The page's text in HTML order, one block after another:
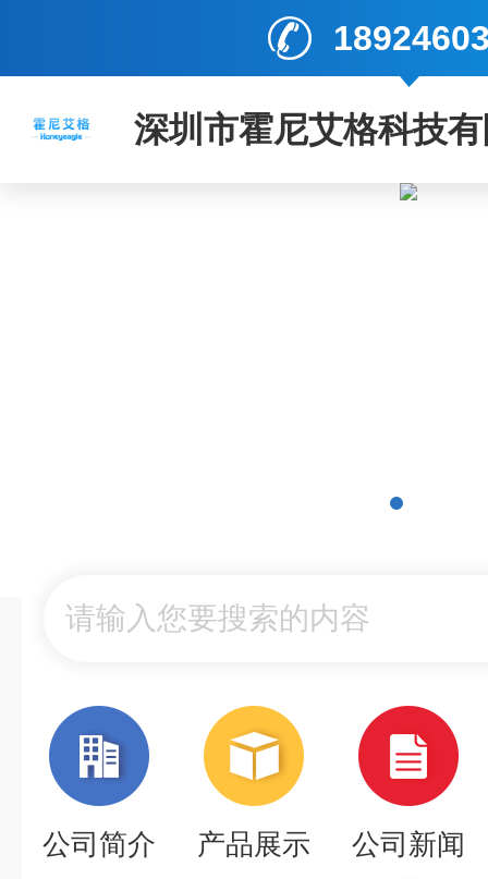
深圳市霍尼艾格科技
公司简介 产品展示 公司新闻